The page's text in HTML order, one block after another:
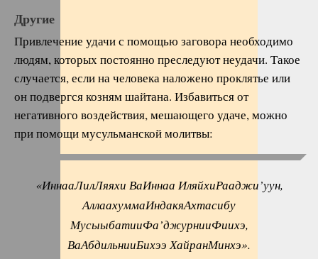
Другие
Привлечение удачи с помощью заговора необходимо
людям, которых постоянно преследуют неудачи. Такое
случается, если на человека наложено проклятье или
он подвергся козням шайтана. Избавиться от
негативного воздействия, мешающего удаче, можно
при помощи мусульманской молитвы:
«ИннааЛилЛяяхи ВаИннаа ИляйхиРааджи’уун,
АллаахуммаИндакяАхтасибу
МусыыбатииФа’джурнииФиихэ,
ВаАбдильнииБихээ ХайранМинхэ».